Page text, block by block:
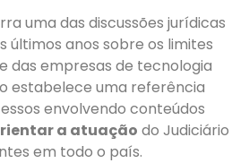
uma das discussões jurídicas
últimos anos sobre os limites
das empresas de tecnologia
estabelece uma referência
envolvendo conteúdos
a atuação do Judiciário
em todo o país.